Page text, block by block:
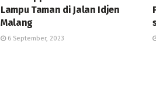
Lampu Taman di Jalan Idjen
Malang
6 September, 2023